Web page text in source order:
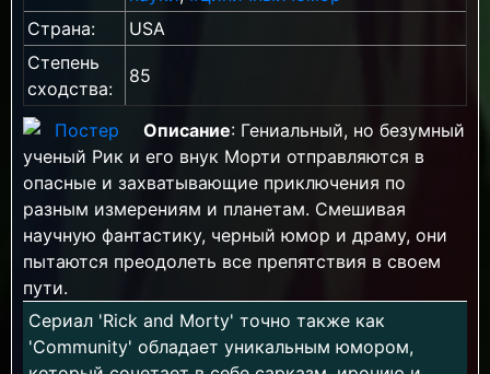
Страна:
USA
Степень
сходства:
85
Описание: Гениальный, но безумный
ученый Рик и его внук Морти отправляются в
опасные и захватывающие приключения по
разным измерениям и планетам. Смешивая
научную фантастику, черный юмор и драму, они
пытаются преодолеть все препятствия в своем
пути.
Сериал 'Rick and Morty' точно также как
'Community' обладает уникальным юмором,